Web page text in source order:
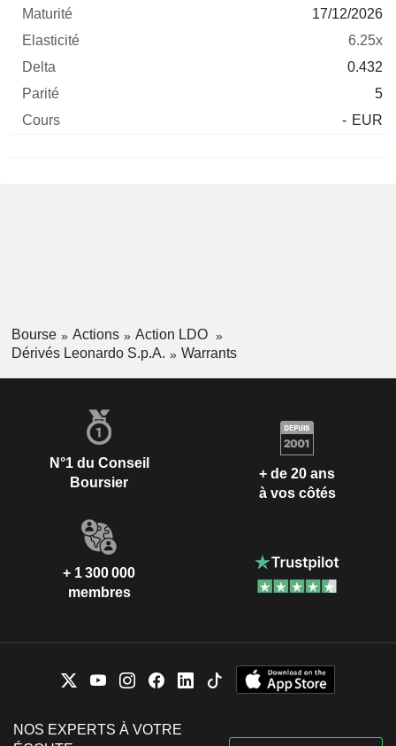
17/12/2026
6.25x
0.432
5
- EUR
Bourse Actions
Action LDO
Dérivés Leonardo S.p.A.
Warrants
N°1 du Conseil
Boursier
+ de 20 ans
à vos côtés
+ 1 300 000
membres
NOS EXPERTS À VOTRE